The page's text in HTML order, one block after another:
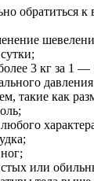
обратиться
шевелений
3 кг за 1 —
давления
как
характера
или